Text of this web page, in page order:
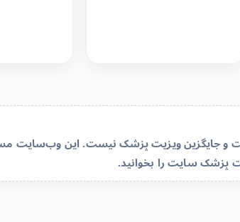
جایگزین ویزیت پزشک نیست. این وب‌سایت
پزشک سایترا بخوانید.